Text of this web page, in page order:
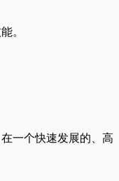
。
一个快速发展的、高